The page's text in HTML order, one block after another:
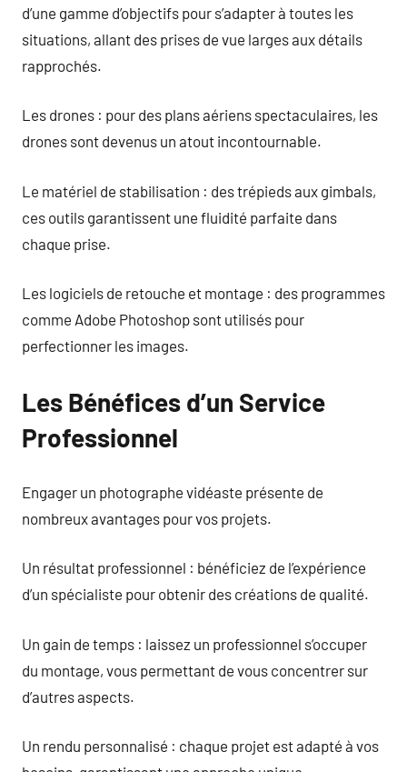
d’une gamme d’objectifs pour s’adapter à toutes les
situations, allant des prises de vue larges aux détails
rapprochés.
Les drones : pour des plans aériens spectaculaires, les
drones sont devenus un atout incontournable.
Le matériel de stabilisation : des trépieds aux gimbals,
ces outils garantissent une fluidité parfaite dans
chaque prise.
Les logiciels de retouche et montage : des programmes
comme Adobe Photoshop sont utilisés pour
perfectionner les images.
Les Bénéfices d’un Service
Professionnel
Engager un photographe vidéaste présente de
nombreux avantages pour vos projets.
Un résultat professionnel : bénéficiez de l’expérience
d’un spécialiste pour obtenir des créations de qualité.
Un gain de temps : laissez un professionnel s’occuper
du montage, vous permettant de vous concentrer sur
d’autres aspects.
Un rendu personnalisé : chaque projet est adapté à vos